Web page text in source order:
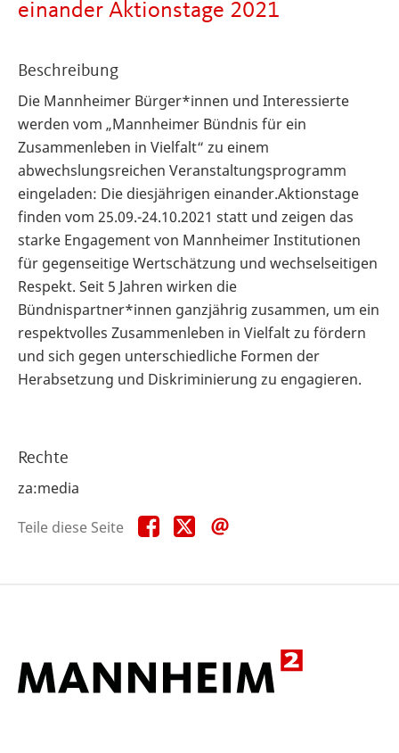
einander Aktionstage 2021
Beschreibung
Die Mannheimer Bürger*innen und Interessierte
werden vom „Mannheimer Bündnis für ein
Zusammenleben in Vielfalt“ zu einem
abwechslungsreichen Veranstaltungsprogramm
eingeladen: Die diesjährigen einander.Aktionstage
finden vom 25.09.-24.10.2021 statt und zeigen das
starke Engagement von Mannheimer Institutionen
für gegenseitige Wertschätzung und wechselseitigen
Respekt. Seit 5 Jahren wirken die
Bündnispartner*innen ganzjährig zusammen, um ein
respektvolles Zusammenleben in Vielfalt zu fördern
und sich gegen unterschiedliche Formen der
Herabsetzung und Diskriminierung zu engagieren.
Rechte
za:media
Teile diese Seite
Teile
diese
Teile
diese